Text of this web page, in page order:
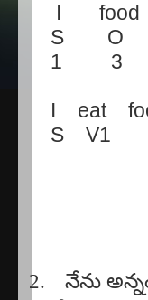
I
food
S
O
1
3
I eat
S
V1
2. నేను